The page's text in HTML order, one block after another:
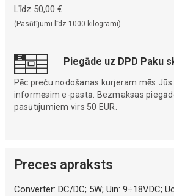
Līdz 50,00 €
(Pasūtījumi līdz 1000 kilogrami)
Piegāde uz DPD Paku
Pēc preču nodošanas kurjeram mēs Jūs
informēsim e-pastā. Bezmaksas
pasūtījumiem virs 50 EUR.
Preces apraksts
Converter: DC/DC; 5W; Uin: 9÷18VDC;